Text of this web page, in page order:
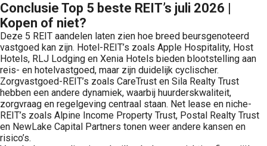
Conclusie Top 5 beste REIT’s juli 2026 |
Kopen of niet?
Deze 5 REIT aandelen laten zien hoe breed beursgenoteerd
vastgoed kan zijn. Hotel-REIT’s zoals Apple Hospitality, Host
Hotels, RLJ Lodging en Xenia Hotels bieden blootstelling aan
reis- en hotelvastgoed, maar zijn duidelijk cyclischer.
Zorgvastgoed-REIT’s zoals CareTrust en Sila Realty Trust
hebben een andere dynamiek, waarbij huurderskwaliteit,
zorgvraag en regelgeving centraal staan. Net lease en niche-
REIT’s zoals Alpine Income Property Trust, Postal Realty Trust
en NewLake Capital Partners tonen weer andere kansen en
risico’s.